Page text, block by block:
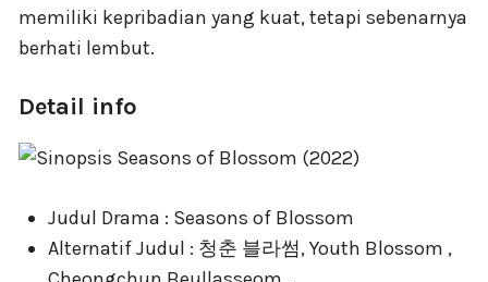
memiliki kepribadian yang kuat, tetapi sebenarnya
berhati lembut.
Detail info
Judul Drama : Seasons of Blossom
Alternatif Judul : 청춘 블라썸, Youth Blossom ,